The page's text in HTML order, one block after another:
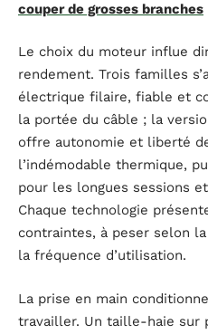
couper de grosses branches
Le choix du moteur influe
rendement. Trois familles
électrique filaire, fiable et
la portée du câble ; la
offre autonomie et liberté
l’indémodable thermique,
pour les longues sessions
Chaque technologie
contraintes, à peser selon
la fréquence d’utilisation.
La prise en main
travailler. Un taille-haie sur